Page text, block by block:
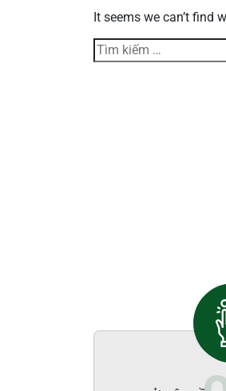
It seems we can’t find
Tìm
kiếm